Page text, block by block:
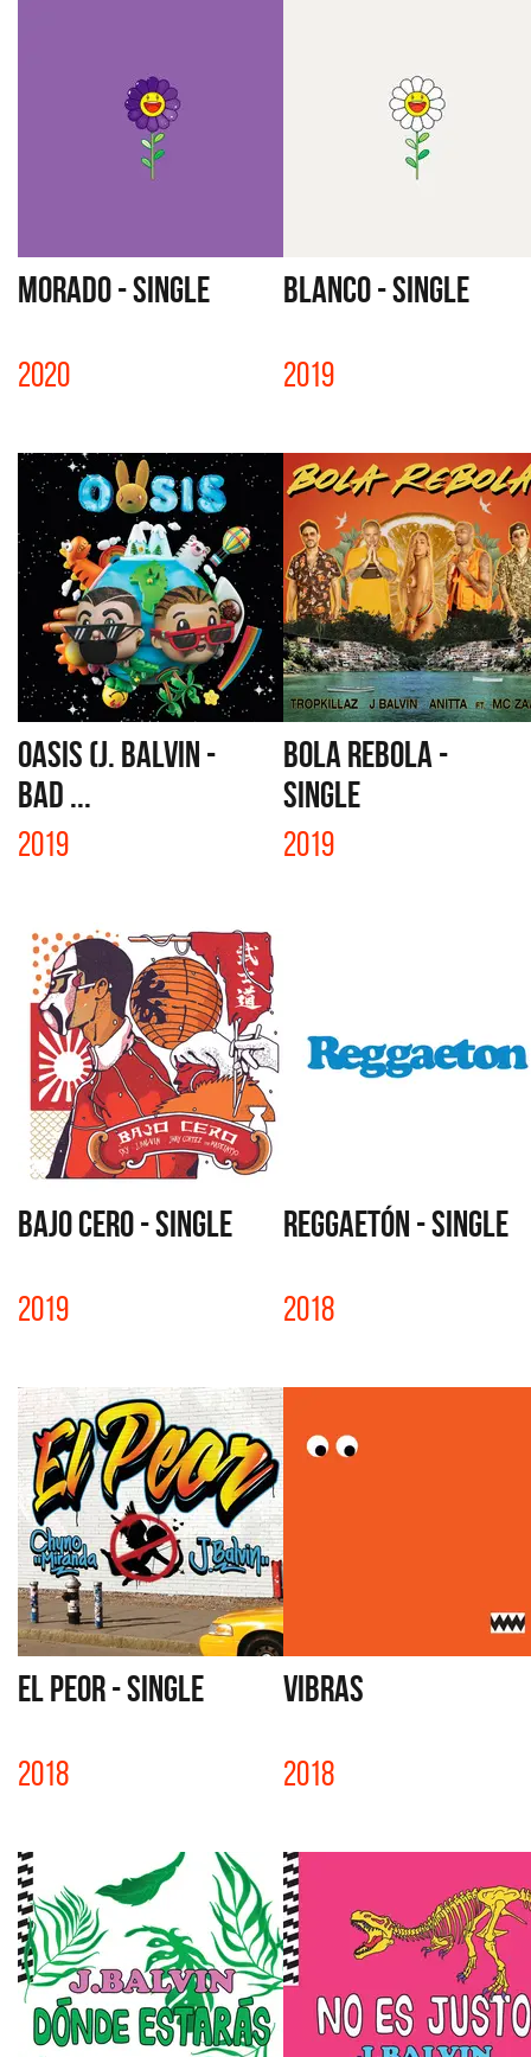
MORADO - SINGLE
2020
BLANCO - SINGLE
2019
OASIS (J. BALVIN -
BAD ...
2019
BOLA REBOLA -
SINGLE
2019
BAJO CERO - SINGLE
2019
REGGAETÓN - SINGLE
2018
EL PEOR - SINGLE
2018
VIBRAS
2018